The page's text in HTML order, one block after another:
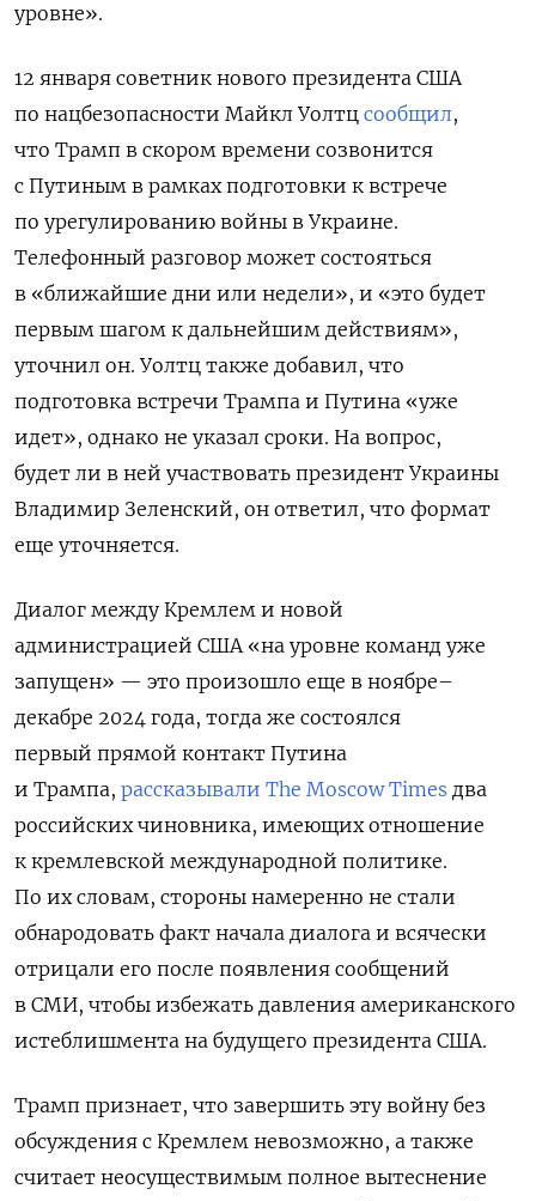
уровне».
12 января советник нового президента США
по нацбезопасности Майкл Уолтц сообщил,
что Трамп в скором времени созвонится
с Путиным в рамках подготовки к встрече
по урегулированию войны в Украине.
Телефонный разговор может состояться
в «ближайшие дни или недели», и «это будет
первым шагом к дальнейшим действиям»,
уточнил он. Уолтц также добавил, что
подготовка встречи Трампа и Путина «уже
идет», однако не указал сроки. На вопрос,
будет ли в ней участвовать президент Украины
Владимир Зеленский, он ответил, что формат
еще уточняется.
Диалог между Кремлем и новой
администрацией США «на уровне команд уже
запущен» — это произошло еще в ноябре–
декабре 2024 года, тогда же состоялся
первый прямой контакт Путина
и Трампа, рассказывали The Moscow Times два
российских чиновника, имеющих отношение
к кремлевской международной политике.
По их словам, стороны намеренно не стали
обнародовать факт начала диалога и всячески
отрицали его после появления сообщений
в СМИ, чтобы избежать давления американского
истеблишмента на будущего президента США.
Трамп признает, что завершить эту войну без
обсуждения с Кремлем невозможно, а также
считает неосуществимым полное вытеснение